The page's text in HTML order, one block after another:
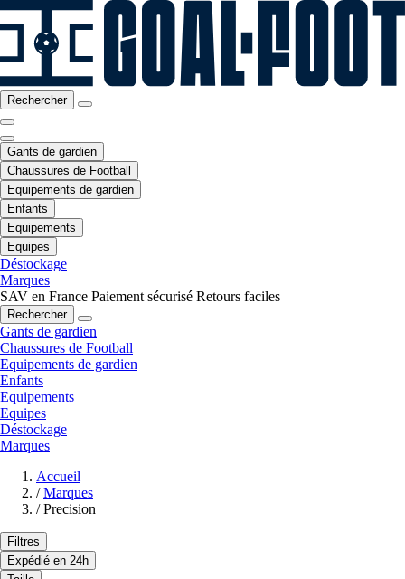
Rechercher
Gants de gardien
Chaussures de Football
Equipements de gardien
Enfants
Equipements
Equipes
Déstockage
Marques
SAV en France Paiement sécurisé Retours faciles
Rechercher
Gants de gardien
Chaussures de Football
Equipements de gardien
Enfants
Equipements
Equipes
Déstockage
Marques
Accueil
/ Marques
/ Precision
Filtres
Expédié en 24h